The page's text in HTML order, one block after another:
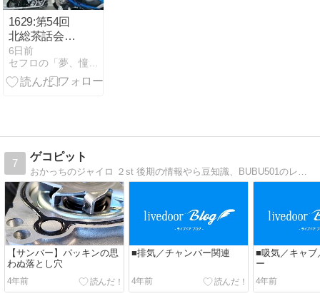
1629:第54回
北総茶話会
②(4562)
6日前
セフロの「夢、憧れ、そして現実」
7
ゲコピット
おかっちのジャイロ ２st 後期の情報やら豆知識、BUBU501のレストアやら日常
【サンバー】パッキンの思
わぬ落とし穴
4年前
■排気／チャンバー関連
4年前
■吸気／キャブ
ー
4年前